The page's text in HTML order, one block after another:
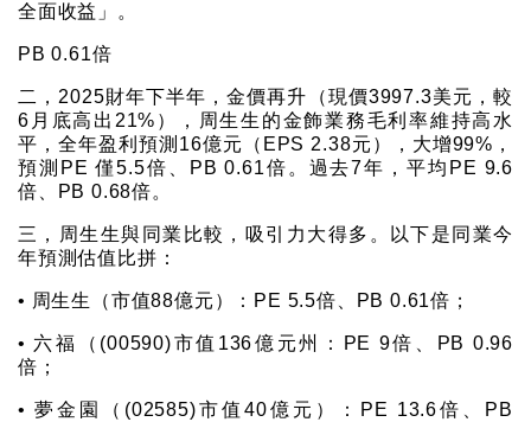
全面收益」。
PB 0.61倍
二，2025財年下半年，金價再升（現價3997.3美元，較
6月底高出21%），周生生的金飾業務毛利率維持高水
平，全年盈利預測16億元（EPS 2.38元），大增99%，
預測PE 僅5.5倍、PB 0.61倍。過去7年，平均PE 9.6
倍、PB 0.68倍。
三，周生生與同業比較，吸引力大得多。以下是同業今
年預測估值比拼：
• 周生生（市值88億元）：PE 5.5倍、PB 0.61倍；
• 六福（(00590)市值136億元州：PE 9倍、PB 0.96
倍；
• 夢金園（(02585)市值40億元）：PE 13.6倍、PB